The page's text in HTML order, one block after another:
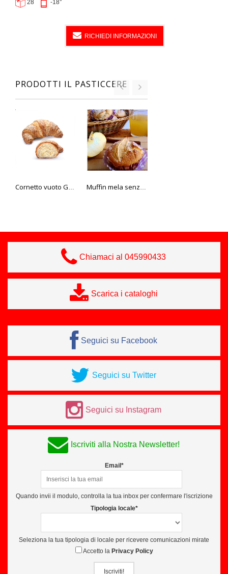
28 -18°
RICHIEDI INFORMAZIONI
PRODOTTI IL PASTICCERE
Cornetto vuoto Gran maestro Muffin mela senza glutine Il Pasticcere
Chiamaci al 045990433
Scarica i cataloghi
Seguici su Facebook
Seguici su Twitter
Seguici su Instagram
Iscriviti alla Nostra Newsletter!
Email*
Quando invii il modulo, controlla la tua inbox per confermare l'iscrizione
Tipologia locale*
Seleziona la tua tipologia di locale per ricevere comunicazioni mirate
Accetto la Privacy Policy
Iscriviti!